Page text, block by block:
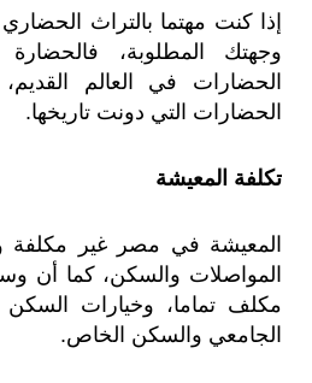
إذا كنت مهتما بالتراث
وجهتك المطلوبة،
الحضارات في العالم
الحضارات التي دونت تاريخها.
تكلفة المعيشة
المعيشة في مصر غير مكلفة
المواصلات والسكن، كما أن
مكلف تماما، وخيارات
الجامعي والسكن الخاص.